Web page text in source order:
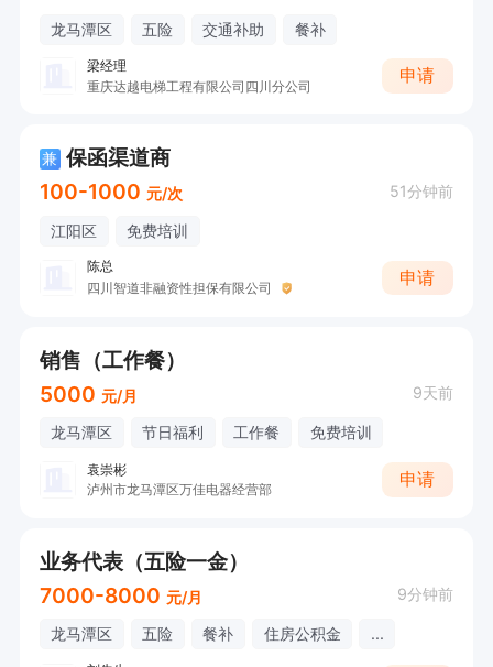
龙马潭区 五险 交通补助 餐补
梁经理
重庆达越电梯工程有限公司四川分公司
申请
兼 保函渠道商
100-1000 元/次 51分钟前
江阳区 免费培训
陈总
四川智道非融资性担保有限公司
申请
销售（工作餐）
5000 元/月 9天前
龙马潭区 节日福利 工作餐 免费培训
袁崇彬
泸州市龙马潭区万佳电器经营部
申请
业务代表（五险一金）
7000-8000 元/月 9分钟前
龙马潭区 五险 餐补 住房公积金 ...